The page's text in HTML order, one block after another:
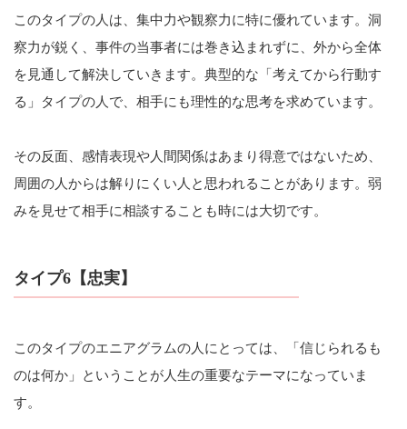
このタイプの人は、集中力や観察力に特に優れています。洞
察力が鋭く、事件の当事者には巻き込まれずに、外から全体
を見通して解決していきます。典型的な「考えてから行動す
る」タイプの人で、相手にも理性的な思考を求めています。
その反面、感情表現や人間関係はあまり得意ではないため、
周囲の人からは解りにくい人と思われることがあります。弱
みを見せて相手に相談することも時には大切です。
タイプ6【忠実】
このタイプのエニアグラムの人にとっては、「信じられるも
のは何か」ということが人生の重要なテーマになっていま
す。